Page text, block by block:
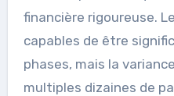
financière rigoureuse.
capables de être
phases, mais la
multiples dizaines de